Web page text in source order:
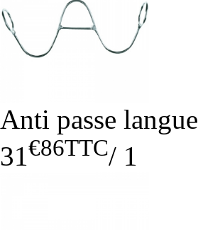
Anti passe langue
31€86TTC/ 1